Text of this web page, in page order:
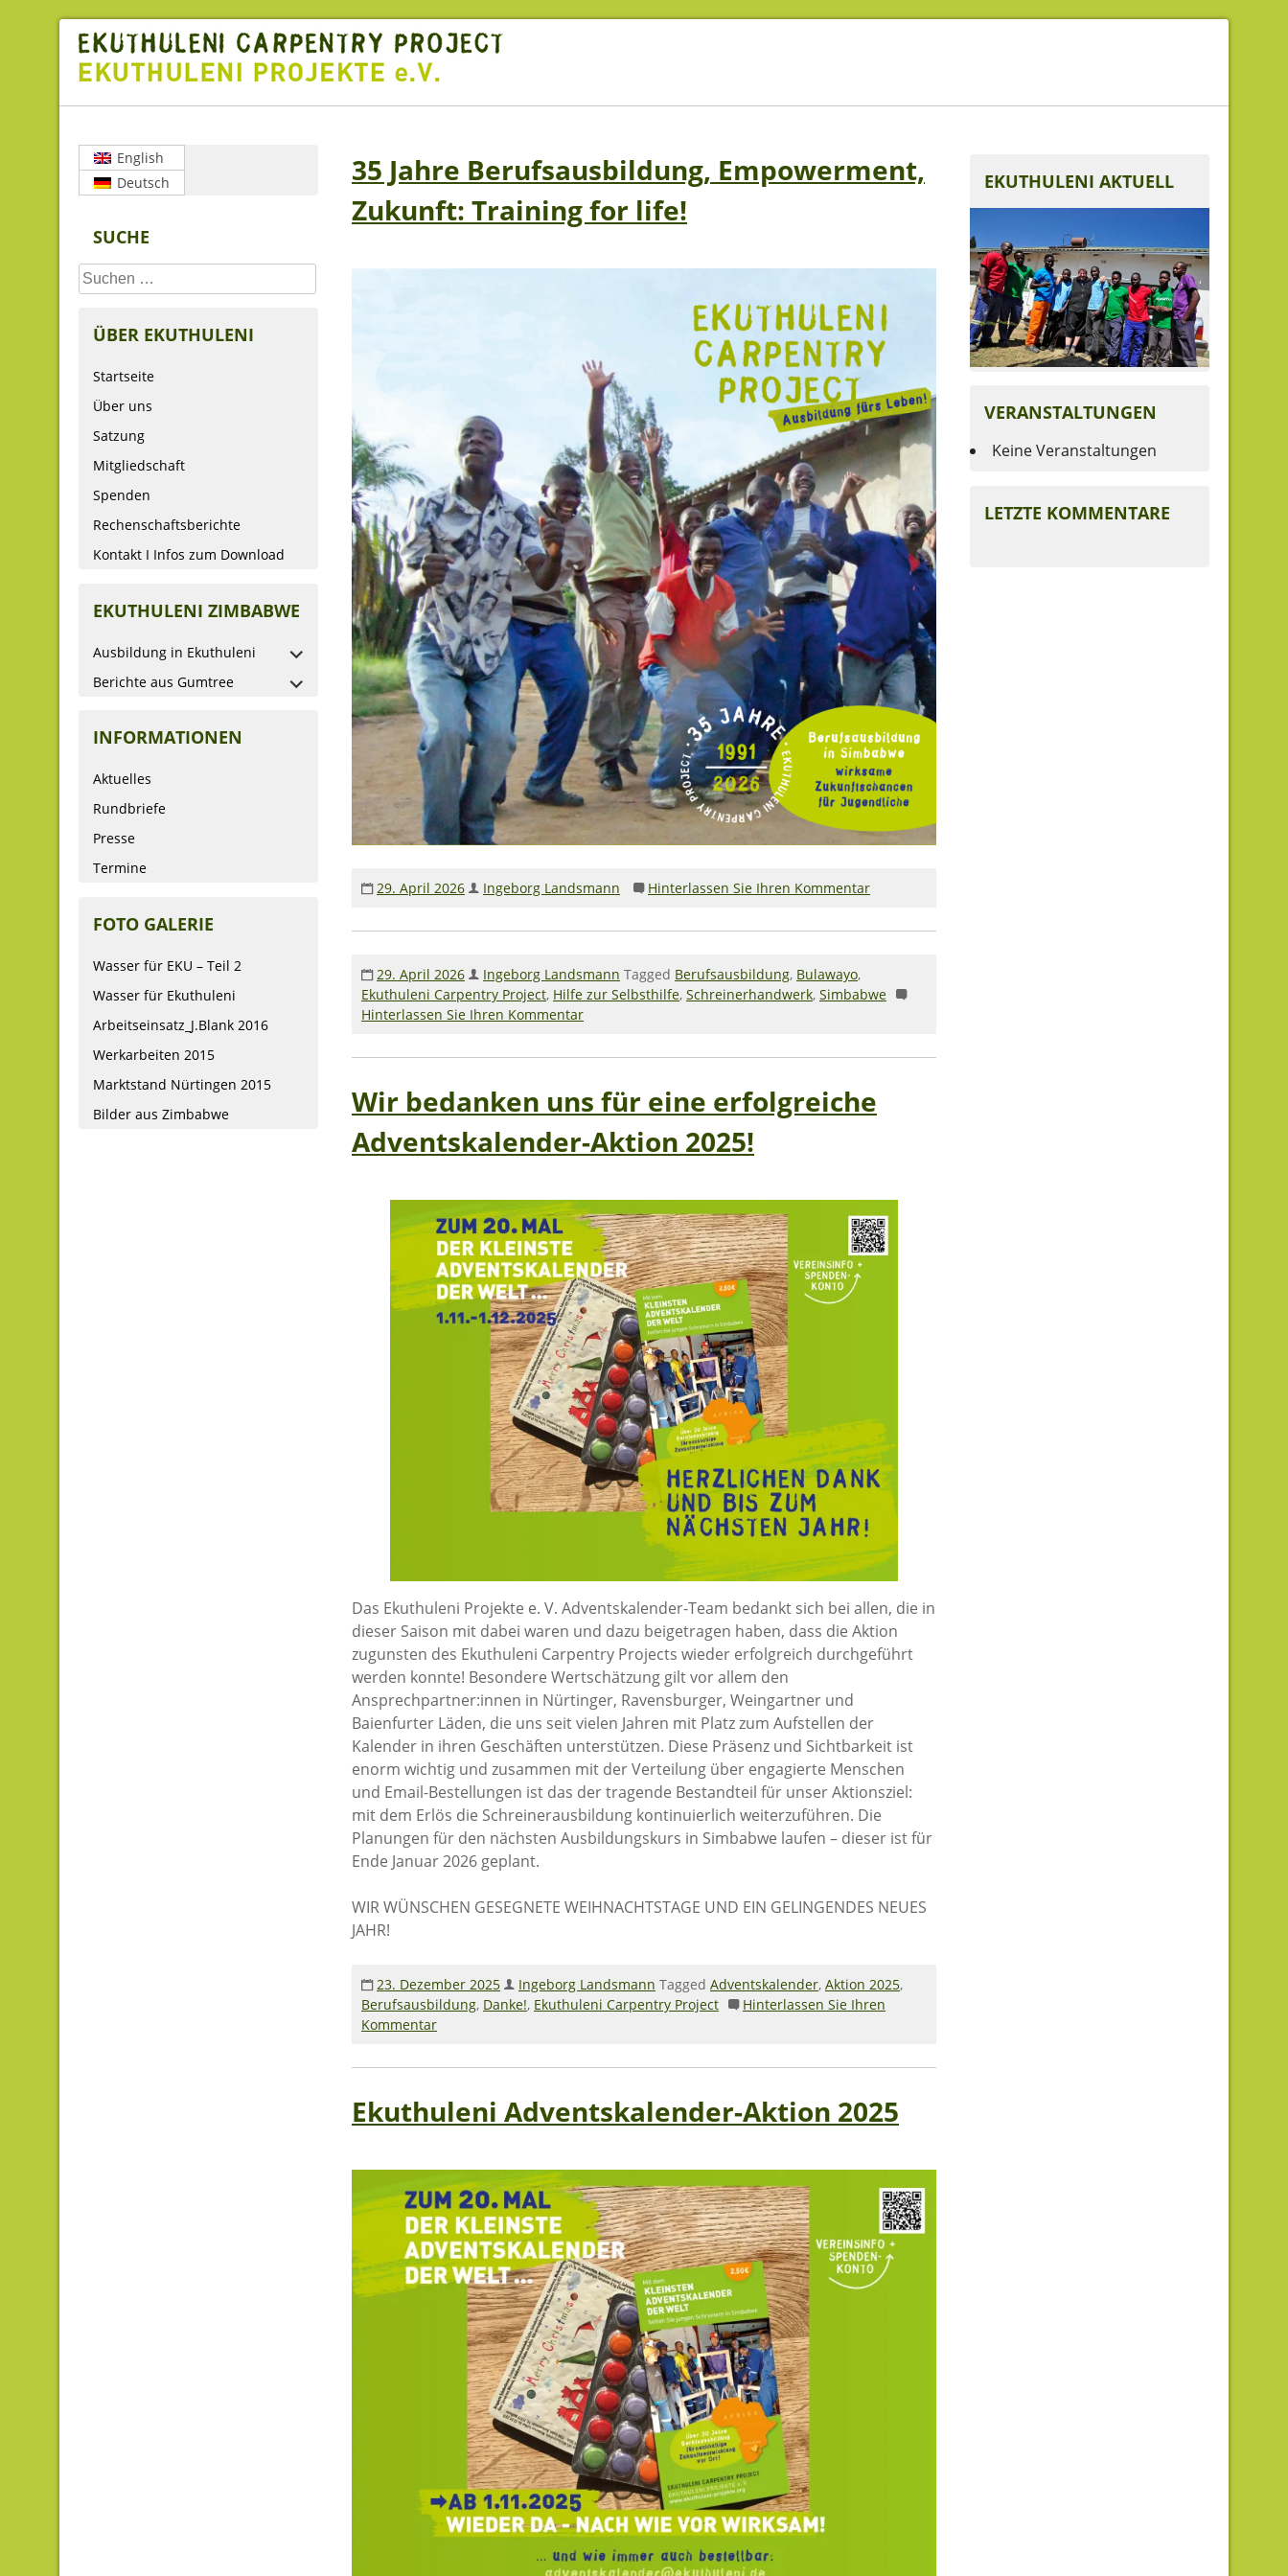
Skip
content
English
Deutsch
SUCHE
Suchen
nach:
ÜBER EKUTHULENI
Startseite
Über uns
Satzung
Mitgliedschaft
Spenden
Rechenschaftsberichte
Kontakt I Infos zum Download
EKUTHULENI ZIMBABWE
Ausbildung in Ekuthuleni
Berichte aus Gumtree
INFORMATIONEN
Aktuelles
Rundbriefe
Presse
Termine
FOTO GALERIE
Wasser für EKU – Teil 2
Wasser für Ekuthuleni
Arbeitseinsatz_J.Blank 2016
Werkarbeiten 2015
Marktstand Nürtingen 2015
Bilder aus Zimbabwe
35 Jahre Berufsausbildung, Empowerment,
Zukunft: Training for life!
29. April 2026 Ingeborg Landsmann Hinterlassen Sie Ihren Kommentar
29. April 2026 Ingeborg Landsmann Tagged Berufsausbildung, Bulawayo,
Ekuthuleni Carpentry Project, Hilfe zur Selbsthilfe, Schreinerhandwerk, Simbabwe
Hinterlassen Sie Ihren Kommentar
Wir bedanken uns für eine erfolgreiche
Adventskalender-Aktion 2025!
Das Ekuthuleni Projekte e. V. Adventskalender-Team bedankt sich bei allen, die in
dieser Saison mit dabei waren und dazu beigetragen haben, dass die Aktion
zugunsten des Ekuthuleni Carpentry Projects wieder erfolgreich durchgeführt
werden konnte! Besondere Wertschätzung gilt vor allem den
Ansprechpartner:innen in Nürtinger, Ravensburger, Weingartner und
Baienfurter Läden, die uns seit vielen Jahren mit Platz zum Aufstellen der
Kalender in ihren Geschäften unterstützen. Diese Präsenz und Sichtbarkeit ist
enorm wichtig und zusammen mit der Verteilung über engagierte Menschen
und Email-Bestellungen ist das der tragende Bestandteil für unser Aktionsziel:
mit dem Erlös die Schreinerausbildung kontinuierlich weiterzuführen. Die
Planungen für den nächsten Ausbildungskurs in Simbabwe laufen – dieser ist für
Ende Januar 2026 geplant.
WIR WÜNSCHEN GESEGNETE WEIHNACHTSTAGE UND EIN GELINGENDES NEUES
JAHR!
23. Dezember 2025 Ingeborg Landsmann Tagged Adventskalender, Aktion 2025,
Berufsausbildung, Danke!, Ekuthuleni Carpentry Project
Hinterlassen Sie Ihren
Kommentar
Ekuthuleni Adventskalender-Aktion 2025
EKUTHULENI AKTUELL
VERANSTALTUNGEN
Keine Veranstaltungen
LETZTE KOMMENTARE